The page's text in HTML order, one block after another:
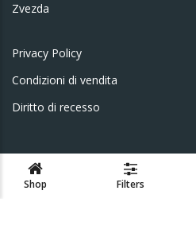
Zvezda
Privacy Policy
Condizioni di vendita
Diritto di recesso
© 2023 All Rights Reserved.
Shop Filters